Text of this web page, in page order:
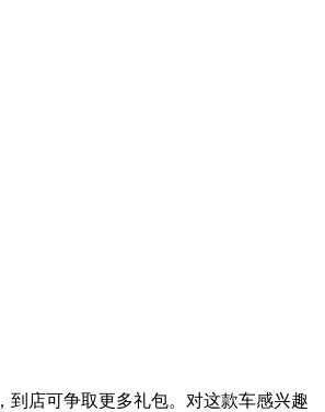
，到店可争取更多礼包。对这款车感兴趣